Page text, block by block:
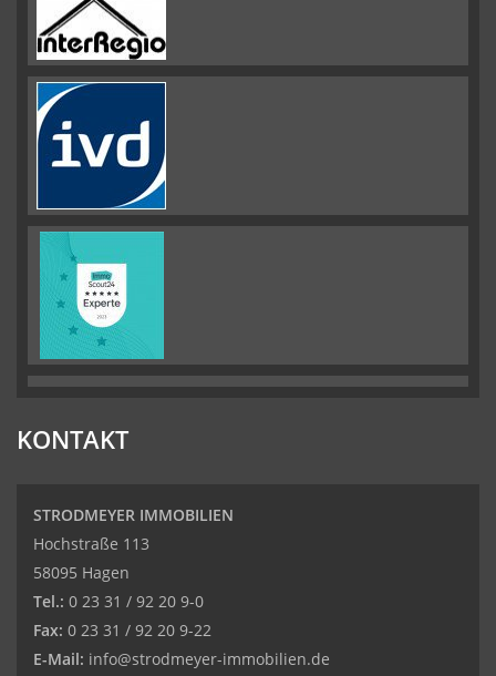
KONTAKT
STRODMEYER IMMOBILIEN
Hochstraße 113
58095 Hagen
Tel.: 0 23 31 / 92 20 9-0
Fax: 0 23 31 / 92 20 9-22
E-Mail: info@strodmeyer-immobilien.de